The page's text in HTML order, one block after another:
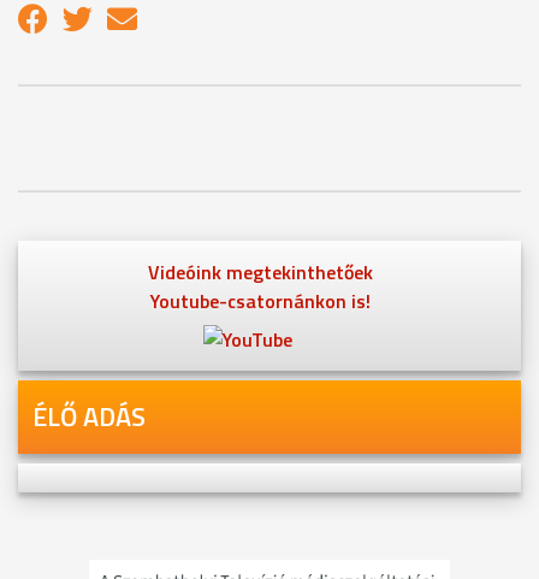
Videóink megtekinthetőek
Youtube-csatornánkon is!
ÉLŐ ADÁS